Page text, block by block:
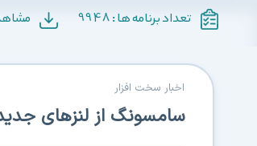
تعداد برنامه ها :9948
اخبار سخت افزار
سامسونگ از لنزهای